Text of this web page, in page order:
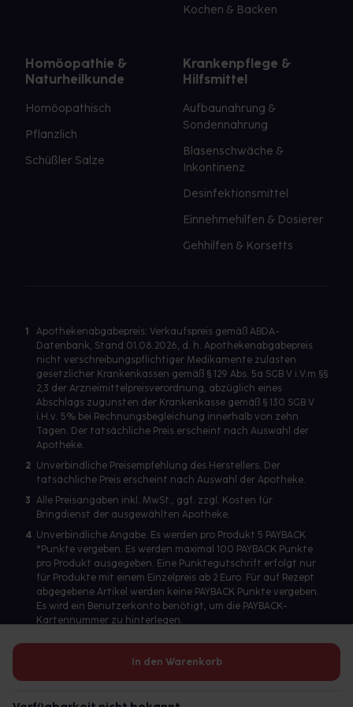
In den Warenkorb
Unterschiedliche Bedürfnisse, unterschiedliche
Inhaltsstoffe – in neo-angin® ist beides
Pflichttexte
neo-angin® Halstabletten/ neo-angin® Halstabletten Kirsche/
neo-angin® Halstabletten zuckerfrei
Rachenschleimhaut, die mit typischen Symptomen wie
Halsschmerzen, Rötung oder Schwellung einhergehen. Zur
fragen Sie Ihren Arzt oder Apotheker.
neo-angin® Benzydamin gegen akute Halsschmerzen
Zitronengeschmack/Honig-Orangengeschmack
Wirkstoff: Benzydaminhydrochlorid
Anwendungsgebiete:
neo-angin® Benzydamin gegen akute Halsschmerzen wird
angewendet bei Erwachsenen und Kindern ab 6 Jahren zur
symptomatischen, lokalen Behandlung von akuten Halsschmerzen,
Rötung oder Schwellung im Mund- und Rachenraum einhergehen.
Wenden Sie sich an Ihren Arzt, wenn sich Ihr Befinden verschlechtert,
Fieber auftritt oder Sie sich nach 3 Tagen nicht besser fühlen.
Zu Risiken und Nebenwirkungen lesen Sie die Packungsbeilage und
fragen Sie Ihren Arzt oder Apotheker.
neo-angin® Benzydamin Spray gegen akute Halsschmerzen
Wirkstoff: Benzydaminhydrochlorid
Anwendungsgebiete:
neo-angin® Benzydamin Spray gegen akute Halsschmerzen wird
angewendet bei Erwachsenen und Kindern ab 6 Jahren zur
Kochen & Backen
Homöopathie &
Naturheilkunde
Homöopathisch
Pflanzlich
Schüßler Salze
Krankenpflege &
Hilfsmittel
Aufbaunahrung &
Sondennahrung
Blasenschwäche &
Inkontinenz
Desinfektionsmittel
Einnehmehilfen & Dosierer
Gehhilfen & Korsetts
1
Apothekenabgabepreis: Verkaufspreis gemäß ABDA-
Datenbank, Stand 01.08.2026, d. h. Apothekenabgabepreis
nicht verschreibungspflichtiger Medikamente zulasten
gesetzlicher Krankenkassen gemäß § 129 Abs. 5a SGB V i.V.m §§
2,3 der Arzneimittelpreisverordnung, abzüglich eines
Abschlags zugunsten der Krankenkasse gemäß § 130 SGB V
i.H.v. 5% bei Rechnungsbegleichung innerhalb von zehn
Tagen. Der tatsächliche Preis erscheint nach Auswahl der
Apotheke.
2 Unverbindliche Preisempfehlung des Herstellers. Der
tatsächliche Preis erscheint nach Auswahl der Apotheke.
3 Alle Preisangaben inkl. MwSt., ggf. zzgl. Kosten für
Bringdienst der ausgewählten Apotheke.
4 Unverbindliche Angabe. Es werden pro Produkt 5 PAYBACK
°Punkte vergeben. Es werden maximal 100 PAYBACK Punkte
pro Produkt ausgegeben. Eine Punktegutschrift erfolgt nur
für Produkte mit einem Einzelpreis ab 2 Euro. Für auf Rezept
abgegebene Artikel werden keine PAYBACK Punkte vergeben.
Es wird ein Benutzerkonto benötigt, um die PAYBACK-
Kartennummer zu hinterlegen.
Betreiber des Portals und verantwortlich: gesund.de GmbH &